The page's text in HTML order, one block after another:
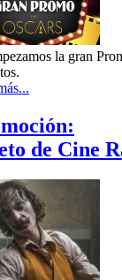
la gran
de Cine